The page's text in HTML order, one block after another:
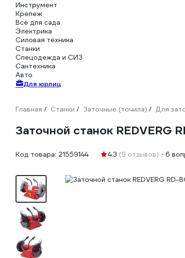
Инструмент
Крепеж
Всё для сада
Электрика
Силовая техника
Станки
Спецодежда и СИЗ
Сантехника
Авто
Для юрлиц
Главная / Станки / Заточные (точила) / Для
Заточной станок
Код товара: 21559144 4.3 (9 отзывов) 6